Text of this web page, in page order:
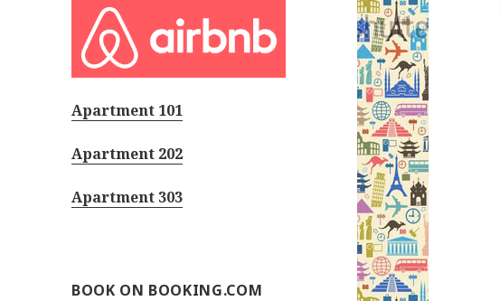
Apartment 101
Apartment 202
Apartment 303
BOOK ON BOOKING.COM